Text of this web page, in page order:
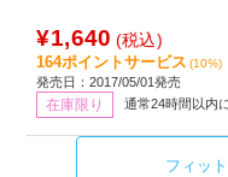
¥1,640 (税込)
164ポイントサービス (10%)
発売日：2017/05/01発売
在庫限り 通常24時間以内
フィッ